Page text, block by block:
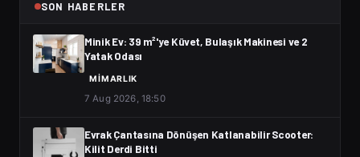
SON HABERLER
Minik Ev: 39 m²'ye Küvet, Bulaşık Makinesi ve 2
Yatak Odası
MIMARLIK
7 Aug 2026, 18:50
Evrak Çantasına Dönüşen Katlanabilir Scooter:
Kilit Derdi Bitti